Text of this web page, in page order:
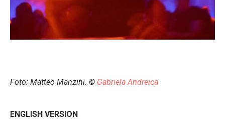
Foto: Matteo Manzini. © Gabriela Andreica
ENGLISH VERSION